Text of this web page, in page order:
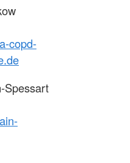
copd-
Spessart